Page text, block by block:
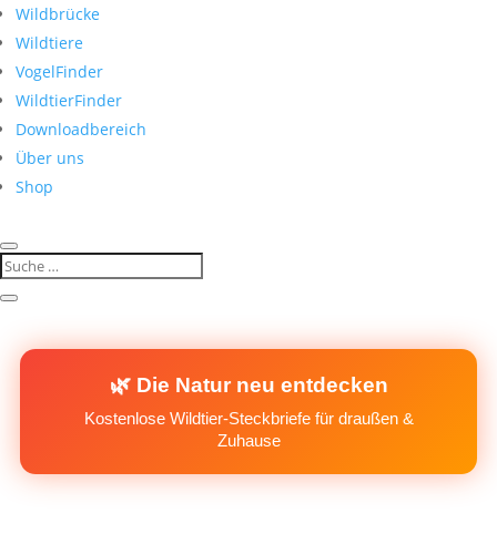
Wildbrücke
Wildtiere
VogelFinder
WildtierFinder
Downloadbereich
Über uns
Shop
🌿 Die Natur neu entdecken
Kostenlose Wildtier-Steckbriefe für draußen &
Zuhause